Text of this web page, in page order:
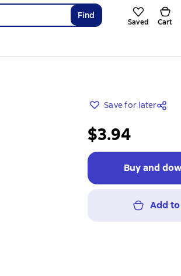
Find
Saved Cart
Save for later
$3.94
Buy and
Add